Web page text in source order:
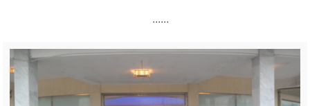
......